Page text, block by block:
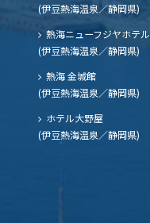
(伊豆熱海温泉／静岡県)
熱海ニューフジヤホテル
(伊豆熱海温泉／静岡県)
熱海 金城館
(伊豆熱海温泉／静岡県)
ホテル大野屋
(伊豆熱海温泉／静岡県)